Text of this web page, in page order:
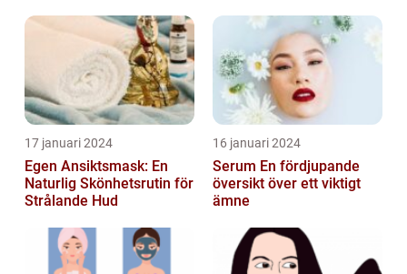
17 januari 2024
Egen Ansiktsmask: En
Naturlig Skönhetsrutin för
Strålande Hud
16 januari 2024
Serum En fördjupande
översikt över ett viktigt
ämne